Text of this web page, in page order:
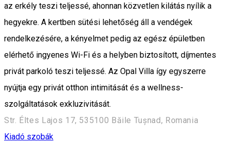
az erkély teszi teljessé, ahonnan közvetlen kilátás nyílik a
hegyekre. A kertben sütési lehetőség áll a vendégek
rendelkezésére, a kényelmet pedig az egész épületben
elérhető ingyenes Wi-Fi és a helyben biztosított, díjmentes
privát parkoló teszi teljessé. Az Opal Villa így egyszerre
nyújtja egy privát otthon intimitását és a wellness-
szolgáltatások exkluzivitását.
Str. Éltes Lajos 17, 535100 Băile Tușnad, Romania
Kiadó szobák